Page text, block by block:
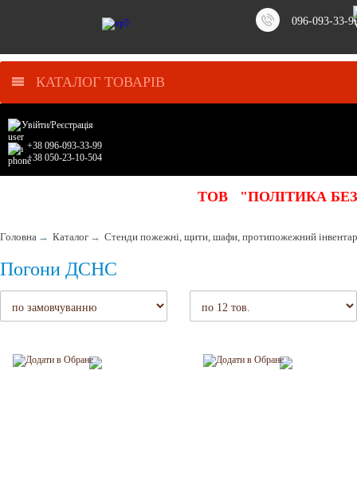
096-093-33-
КАТАЛОГ ТОВАРІВ
Увійти/Реєстрація
+38 096-093-33-99
+38 050-23-10-504
ТОВ "ПОЛІТИКА
Головна → Каталог → Стенди пожежні, щити, шафи, протипожежний інвентар
Погони ДСНС